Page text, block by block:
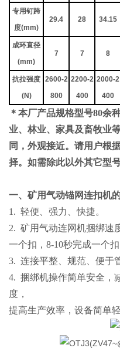
专用钉跨
度(mm)
29.4 28 34.15
成环直径
(mm)
7 7 8
抗拉强度
(N)
2600-2
800
2200-2
400
2000-2
400
＊本厂产品规格型号80余
业、林业、家具及畜牧业
同，外观接近。请用户根
择。如需除此以外其它型
一、矿用气动锚网连扣机
1. 轻便、强力、快捷。
2. 矿用气动连网机捆绑速
一个扣，8-10秒完成一个
3. 连接平整、规范、便于
4. 捆绑机操作简单安全，
度，
提高生产效率，设备简单轻